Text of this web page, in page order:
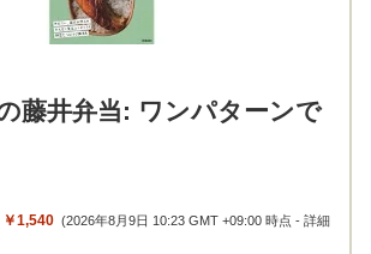
藤井弁当: ワンパターンで
￥1,540 (2026年8月9日 10:23 GMT +09:00 時点 -詳細